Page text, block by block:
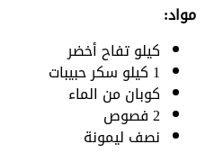
مواد:
كيلو تفاح أخضر
1 كيلو سكر حبيبات
كوبان من الماء
2 فصوص
نصف ليمونة